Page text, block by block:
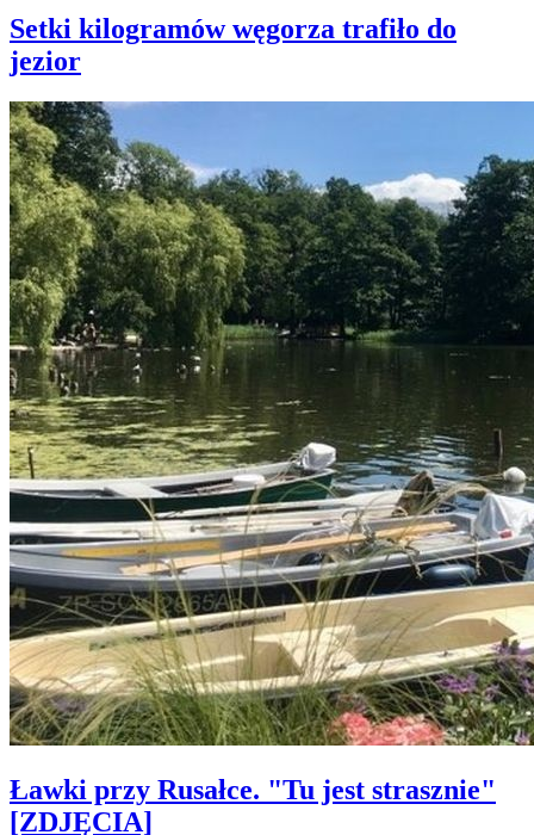
Setki kilogramów węgorza trafiło do
jezior
Ławki przy Rusałce. "Tu jest strasznie"
[ZDJĘCIA]